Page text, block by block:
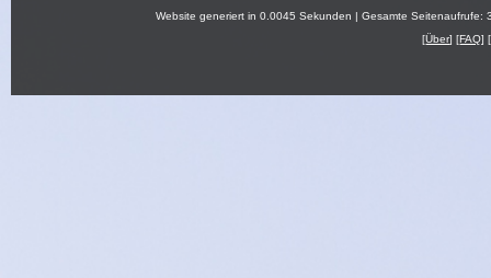
Website generiert in 0.0045 Sekunden | Gesamte
[Über] [FAQ] [